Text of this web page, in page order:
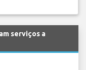
serviços a